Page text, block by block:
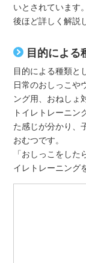
いとされています。
後ほど詳しく解説
目的による
目的による種類と
日常のおしっこや
ング用、おねしょ
トイレトレーニン
た感じが分かり、
おむつです。
「おしっこをし
イレトレーニング